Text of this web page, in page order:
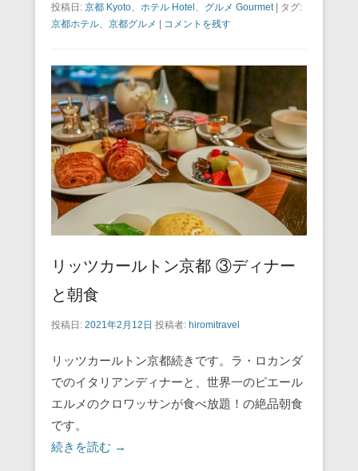
c
b
o
o
k
tt
ail er
st
e
a
投稿日: 京都 Kyoto、 ホテル Hotel、 グルメ Gourmet| タグ:
京都ホテル、 京都グルメ | コメントを残す
リッツカールトン京都 ③ディナー
と朝食
投稿日: 2021年2月12日 投稿者: hiromitravel
リッツカールトン京都続きです。ラ・ロカンダ
でのイタリアンディナーと、世界一のピエール
エルメのクロワッサンが食べ放題！の絶品朝食
です。
続きを読む →